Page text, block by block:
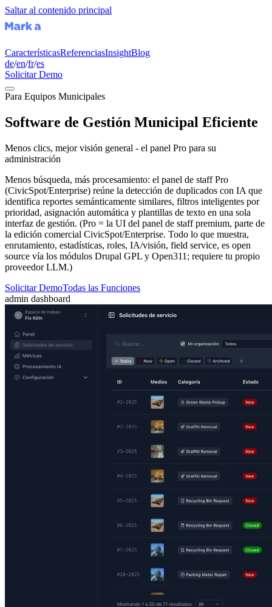
Saltar al contenido principal
CaracterísticasReferenciasInsightBlog
de/en/fr/es
Solicitar Demo
Para Equipos Municipales
Software de Gestión Municipal Eficiente
Menos clics, mejor visión general - el panel Pro para su
administración
Menos búsqueda, más procesamiento: el panel de staff Pro
(CivicSpot/Enterprise) reúne la detección de duplicados con IA que
identifica reportes semánticamente similares, filtros inteligentes por
prioridad, asignación automática y plantillas de texto en una sola
interfaz de gestión. (Pro = la UI del panel de staff premium, parte de
la edición comercial CivicSpot/Enterprise. Todo lo que muestra,
enrutamiento, estadísticas, roles, IA/visión, field service, es open
source vía los módulos Drupal GPL y Open311; requiere tu propio
proveedor LLM.)
Solicitar DemoTodas las Funciones
admin dashboard